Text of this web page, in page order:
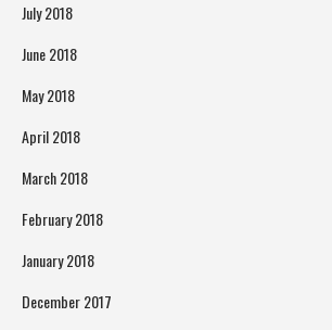
July 2018
June 2018
May 2018
April 2018
March 2018
February 2018
January 2018
December 2017